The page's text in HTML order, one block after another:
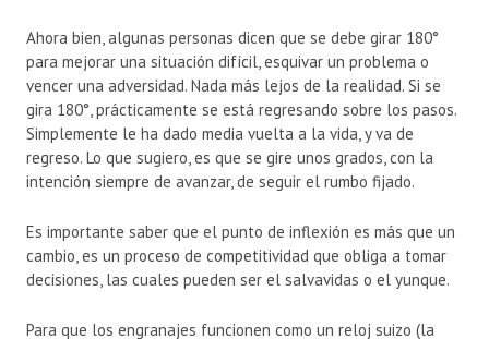
Ahora bien, algunas personas dicen que se debe girar 180°
para mejorar una situación difícil, esquivar un problema o
vencer una adversidad. Nada más lejos de la realidad. Si se
gira 180°, prácticamente se está regresando sobre los pasos.
Simplemente le ha dado media vuelta a la vida, y va de
regreso. Lo que sugiero, es que se gire unos grados, con la
intención siempre de avanzar, de seguir el rumbo fijado.
Es importante saber que el punto de inflexión es más que un
cambio, es un proceso de competitividad que obliga a tomar
decisiones, las cuales pueden ser el salvavidas o el yunque.
Para que los engranajes funcionen como un reloj suizo (la